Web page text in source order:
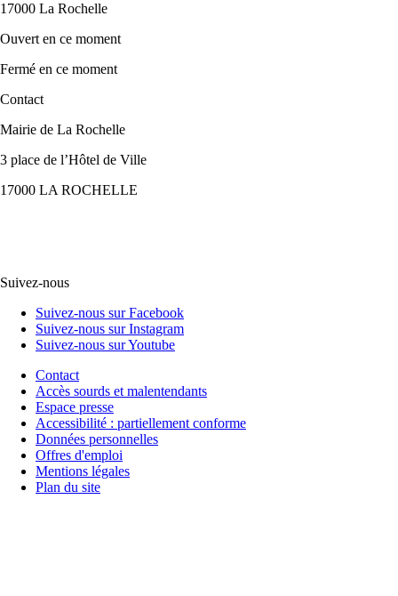
17000 La Rochelle
Ouvert en ce moment
Fermé en ce moment
Contact
Mairie de La Rochelle
3 place de l’Hôtel de Ville
17000 LA ROCHELLE
Suivez-nous
Suivez-nous sur Facebook
Suivez-nous sur Instagram
Suivez-nous sur Youtube
Contact
Accès sourds et malentendants
Espace presse
Accessibilité : partiellement conforme
Données personnelles
Offres d'emploi
Mentions légales
Plan du site